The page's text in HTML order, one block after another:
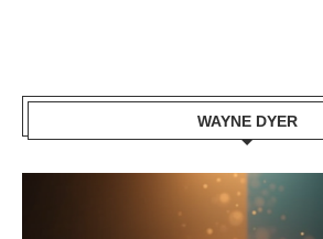
WAYNE DYER